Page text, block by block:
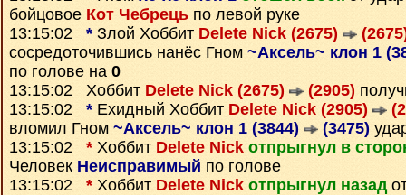
бойцовое Кот Чебрець по левой руке
13:15:02 * Злой Хоббит Delete Nick (2675)
сосредоточившись нанёс Гном ~Аксель~ клон 1
по голове на 0
13:15:02 Хоббит Delete Nick (2675) (2905)
13:15:02 * Ехидный Хоббит Delete Nick (2905)
вломил Гном ~Аксель~ клон 1 (3844) (3475)
13:15:02 * Хоббит Delete Nick отпрыгнул в
Человек Неисправимый по голове
13:15:02 * Хоббит Delete Nick отпрыгнул назад